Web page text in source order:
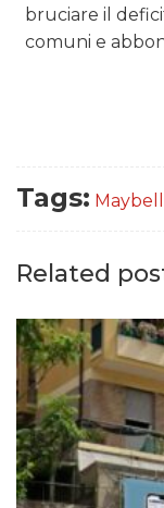
bruciare il
comuni e
Tags:
Related